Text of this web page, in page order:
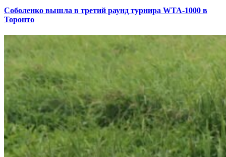
Соболенко вышла в третий раунд турнира WTA-1000 в
Торонто